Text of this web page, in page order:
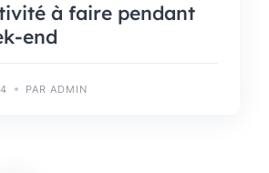
à faire pendant
end
PAR ADMIN